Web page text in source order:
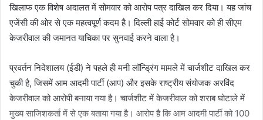
खिलाफ एक विशेष अदालत में सोमवार को आरोप पत्र दाखिल कर दिया। यह जांच
एजेंसी की ओर से एक महत्वपूर्ण कदम है। दिल्ली हाई कोर्ट सोमवार को ही सीएम
केजरीवाल की जमानत याचिका पर सुनवाई करने वाला है।
प्रवर्तन निदेशालय (ईडी) ने पहले ही मनी लॉन्ड्रिंग मामले में चार्जशीट दाखिल कर
चुकी है, जिसमें आम आदमी पार्टी (आप) और इसके राष्ट्रीय संयोजक अरविंद
केजरीवाल को आरोपी बनाया गया है। चार्जशीट में केजरीवाल को शराब घोटाले में
मुख्य साजिशकर्ता में से एक बताया गया है। आरोप है कि आम आदमी पार्टी को 100